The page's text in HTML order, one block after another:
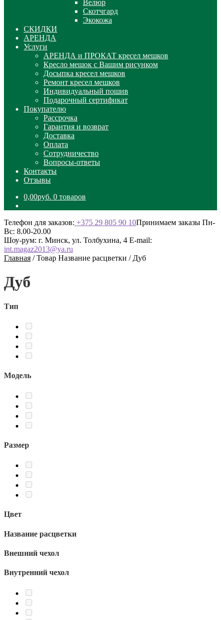
Велюр
Скотчгард
Экокожа
СКИДКИ
АРЕНДА
Услуги
АРЕНДА и ПРОКАТ кресел мешков
Кресло мешок с Вашим рисунком
Досыпка кресел мешков
Ремонт кресел мешков
Индивидуальный пошив
Подарочный сертификат
Покупателю
Рассрочка
Гарантия и возврат
Доставка
Оплата
Сотрудничество
Вопросы-ответы
Контакты
Отзывы
0,00руб. 0 товаров
Телефон для заказов: +375 29 805 90 10Принимаем заказы Пн-
Вс: 8.00-20.00
Шоу-рум: г. Минск, ул. Толбухина, 4 E-mail:
int.magaz2013@ya.ru
Главная /Товар Название расцветки / Дуб
Дуб
Тип
Модель
Размер
Цвет
Название расцветки
Внешний чехол
Внутренний чехол